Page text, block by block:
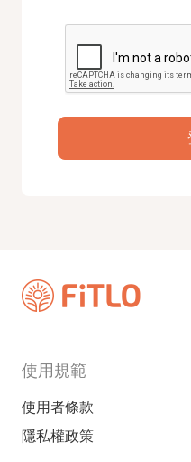
使用規範
使用者條款
隱私權政策